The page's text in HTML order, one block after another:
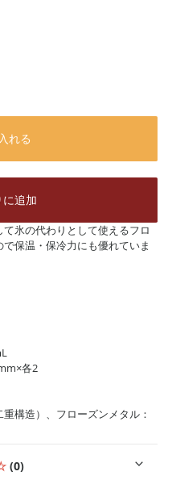
れる
追加
氷の代わりとして使えるフロ
保温・保冷力にも優れていま
各2
構造）、フローズンメタル：
(0)